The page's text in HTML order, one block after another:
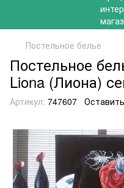
Постельное белье
Постельное
Liona (Лиона)
Артикул: 747607